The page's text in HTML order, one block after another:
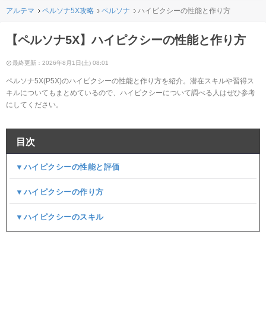
アルテマ ペルソナ5X攻略 ペルソナ ハイピクシーの性能と作り方
【ペルソナ5X】ハイピクシーの性能と作り方
最終更新：2026年8月1日(土) 08:01
ペルソナ5X(P5X)のハイピクシーの性能と作り方を紹介。潜在スキルや習得ス
キルについてもまとめているので、ハイピクシーについて調べる人はぜひ参考
にしてください。
目次
▼ハイピクシーの性能と評価
▼ハイピクシーの作り方
▼ハイピクシーのスキル